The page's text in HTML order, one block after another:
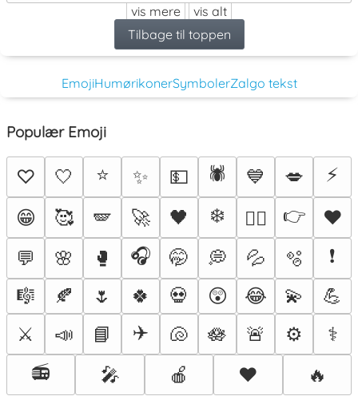
vis mere
vis alt
Tilbage til toppen
EmojiHumørikonerSymbolerZalgo tekst
Populær Emoji
♡ 🤍 ⭐ ✨ 💵 🕷️ 💙 💋
⚡
😁
🥰 🪽 🚀 🖤 ❄️ ❤️‍🔥 👉
♥️
💬
🌸 🥊 🎧 🤭 💭 💦 🫧
❗
🎼
🍂 🌷 🍀 💀 😲 😂 💫
💪
⚔️
📣 📘 ✈️ 🐚 🪷 🚨 ⚙️
⚕️
📻
🎤 🍎 ❤️ 🔥